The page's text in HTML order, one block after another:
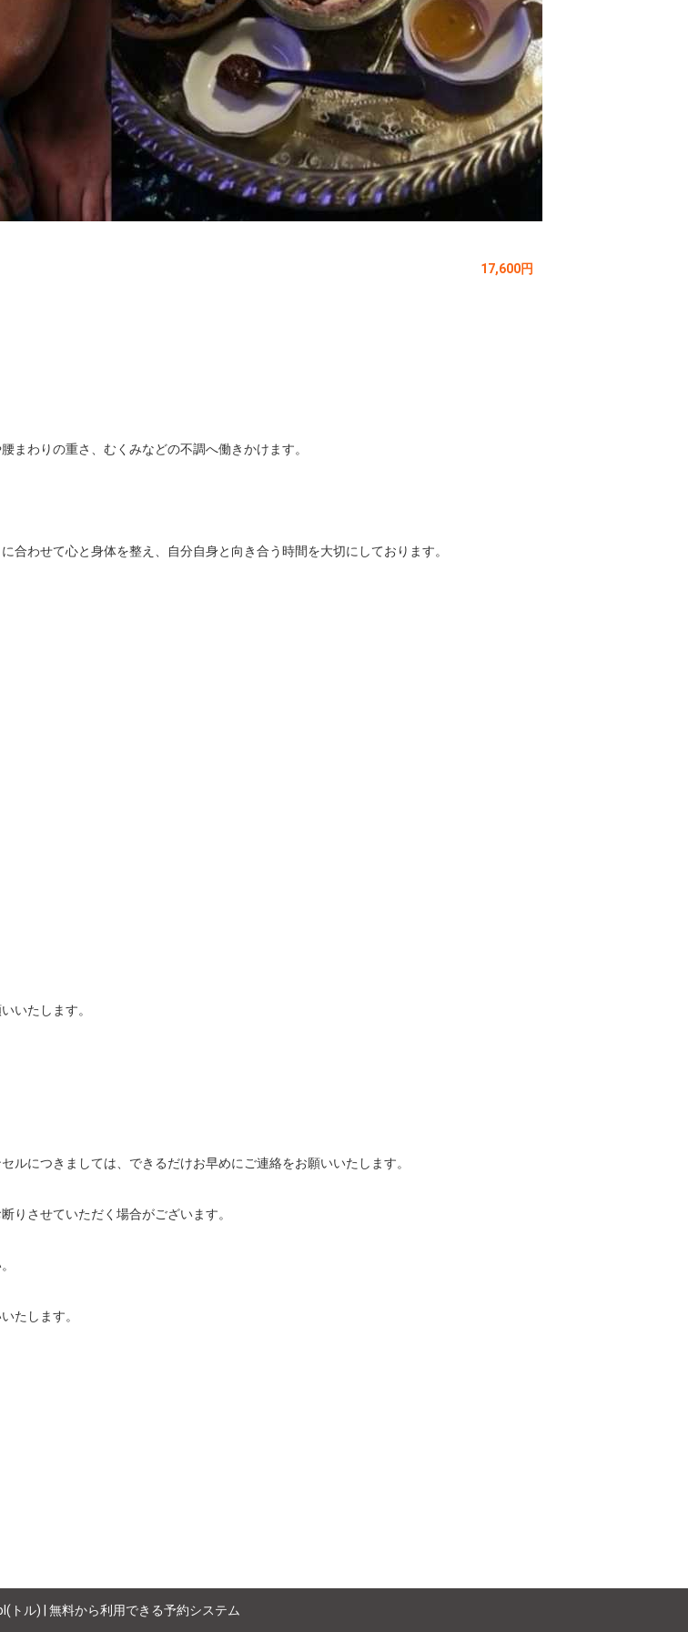
17,600円
まわりの重さ、むくみなどの不調へ働きかけます。
わせて心と身体を整え、自分自身と向き合う時間を大切にしております。
いたします。
につきましては、できるだけお早めにご連絡をお願いいたします。
りさせていただく場合がございます。
たします。
トル) | 無料から利用できる予約システム